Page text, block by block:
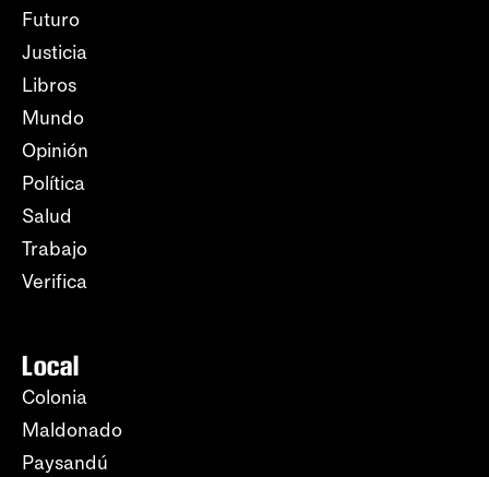
Futuro
Justicia
Libros
Mundo
Opinión
Política
Salud
Trabajo
Verifica
Local
Colonia
Maldonado
Paysandú